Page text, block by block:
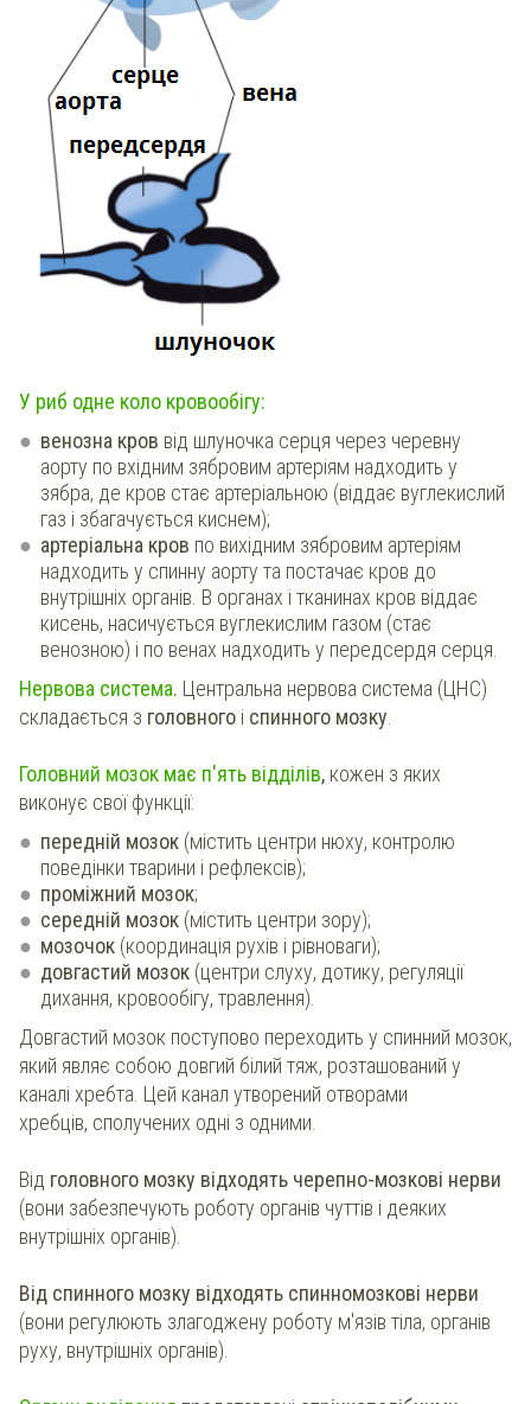
У риб одне коло кровообігу:
венозна кров від шлуночка серця через черевну
аорту по вхідним зябровим артеріям надходить у
зябра, де кров стає артеріальною (віддає вуглекислий
газ і збагачується киснем);
артеріальна кров по вихідним зябровим артеріям
надходить у спинну аорту та постачає кров до
внутрішніх органів. В органах і тканинах кров віддає
кисень, насичується вуглекислим газом (стає
венозною) і по венах надходить у передсердя серця.
Нервова система. Центральна нервова система (ЦНС)
складається з головного і спинного мозку.
Головний мозок має п'ять відділів, кожен з яких
виконує свої функції:
передній мозок (містить центри нюху, контролю
поведінки тварини і рефлексів);
проміжний мозок;
середній мозок (містить центри зору);
мозочок (координація рухів і рівноваги);
довгастий мозок (центри слуху, дотику, регуляції
дихання, кровообігу, травлення).
Довгастий мозок поступово переходить у спинний мозок,
який являє собою довгий білий тяж, розташований у
каналі хребта. Цей канал утворений отворами
хребців, сполучених одні з одними.
Від головного мозку відходять черепно-мозкові нерви
(вони забезпечують роботу органів чуттів і деяких
внутрішніх органів).
Від спинного мозку відходять спинномозкові нерви
(вони регулюють злагоджену роботу м'язів тіла, органів
руху, внутрішніх органів).